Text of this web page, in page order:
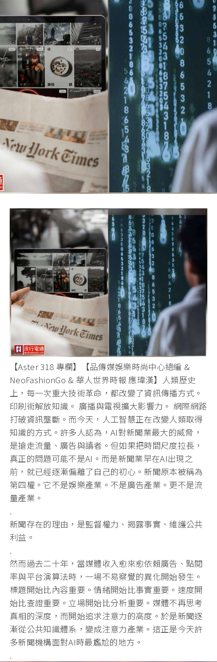
【Aster 318 專欄】【品傳媒娛樂時尚中心總編 &
NeoFashionGo & 華人世界時報 應瑋漢】人類歷史
上，每一次重大技術革命，都改變了資訊傳播方式。
印刷術解放知識。 廣播與電視擴大影響力。 網際網路
打破資訊壟斷。而今天，人工智慧正在改變人類取得
知識的方式。許多人認為，AI對新聞業最大的威脅，
是搶走流量、廣告與讀者。但如果把時間尺度拉長，
真正的問題可能不是AI。而是新聞業早在AI出現之
前，就已經逐漸偏離了自己的初心。新聞原本被稱為
第四權。它不是娛樂產業。不是廣告產業。更不是流
量產業。
.
新聞存在的理由，是監督權力、揭露事實、維護公共
利益。
.
然而過去二十年，當媒體收入愈來愈依賴廣告、點閱
率與平台演算法時，一場不易察覺的異化開始發生。
標題開始比內容重要。情緒開始比事實重要。速度開
始比查證重要。立場開始比分析重要。媒體不再思考
真相的深度，而開始追求注意力的高度。於是新聞逐
漸從公共知識體系，變成注意力產業。這正是今天許
多新聞機構面對AI時最尷尬的地方。
.